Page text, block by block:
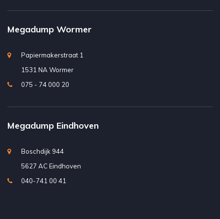
Megadump Wormer
Papiermakerstraat 1
1531 NA Wormer
075 - 74 000 20
Megadump Eindhoven
Boschdijk 944
5627 AC Eindhoven
040-741 00 41